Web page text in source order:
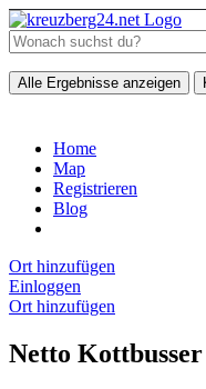
Alle Ergebnisse anzeigen
Home
Map
Registrieren
Blog
Ort hinzufügen
Einloggen
Ort hinzufügen
Netto